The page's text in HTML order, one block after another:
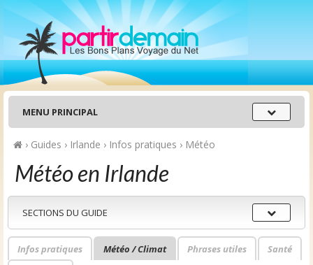
Menu
principal
MENU PRINCIPAL
› Guides › Irlande › Infos pratiques › Météo
Météo en Irlande
Sections
du
guide
SECTIONS DU GUIDE
Infos pratiques Météo / Climat Phrases utiles
Santé